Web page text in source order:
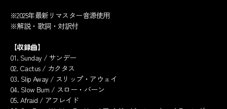
※2025年最新リマスター音源使用
※解説・歌詞・対訳付
【収録曲】
01. Sunday / サンデー
02. Cactus / カクタス
03. Slip Away / スリップ・アウェイ
04. Slow Burn / スロー・バーン
05. Afraid / アフレイド